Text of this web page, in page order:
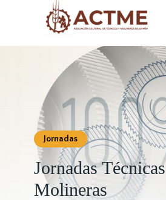
Jornadas
Jornadas Técnicas
Molineras